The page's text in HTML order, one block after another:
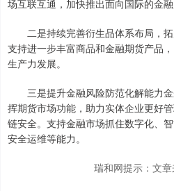
场互联互通，加快推出面向国际的金融
二是持续完善衍生品体系布局，拓
支持进一步丰富商品和金融期货产品
生产力发展。
三是提升金融风险防范化解能力金
挥期货市场功能，助力实体企业更好
链安全。支持金融市场抓住数字化、
安全运维等能力。
瑞和网提示：文章